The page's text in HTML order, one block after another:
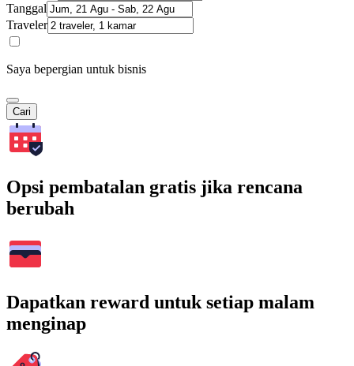
Tanggal
Traveler
Saya bepergian untuk bisnis
Cari
Opsi pembatalan gratis jika rencana
berubah
Dapatkan reward untuk setiap malam
menginap